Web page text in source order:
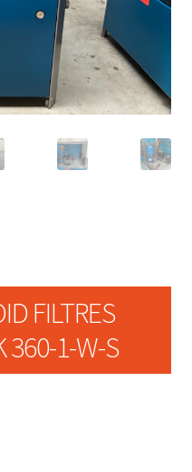
FILTRES
360-1-W-S